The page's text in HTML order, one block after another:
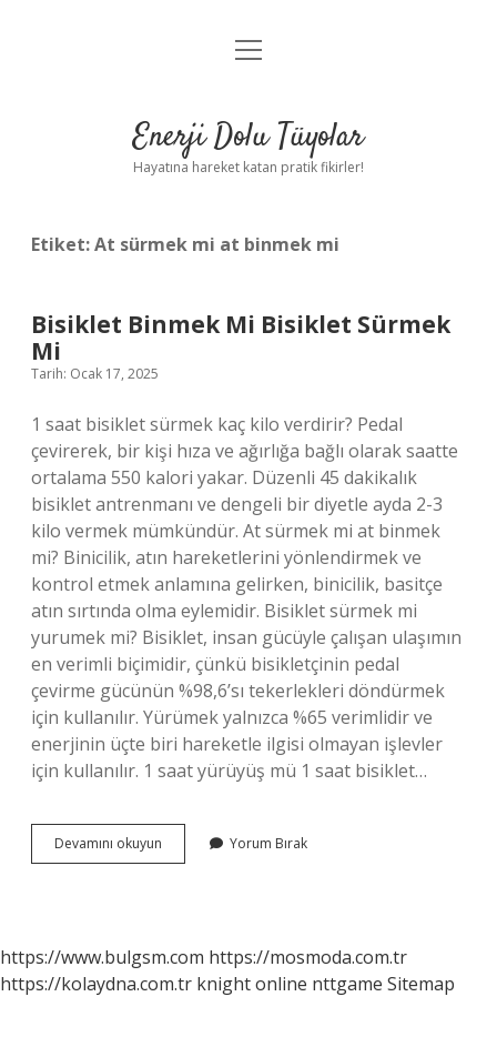
Anasayfa
Yasal Uyarı
menüyü
Enerji Dolu Tüyolar
Hayatına hareket katan pratik fikirler!
Etiket:At sürmek mi at binmek mi
Bisiklet Binmek Mi Bisiklet Sürmek
Mi
Tarih: Ocak 17, 2025
1 saat bisiklet sürmek kaç kilo verdirir? Pedal
çevirerek, bir kişi hıza ve ağırlığa bağlı olarak saatte
ortalama 550 kalori yakar. Düzenli 45 dakikalık
bisiklet antrenmanı ve dengeli bir diyetle ayda 2-3
kilo vermek mümkündür. At sürmek mi at binmek
mi? Binicilik, atın hareketlerini yönlendirmek ve
kontrol etmek anlamına gelirken, binicilik, basitçe
atın sırtında olma eylemidir. Bisiklet sürmek mi
yurumek mi? Bisiklet, insan gücüyle çalışan ulaşımın
en verimli biçimidir, çünkü bisikletçinin pedal
çevirme gücünün %98,6’sı tekerlekleri döndürmek
için kullanılır. Yürümek yalnızca %65 verimlidir ve
enerjinin üçte biri hareketle ilgisi olmayan işlevler
için kullanılır. 1 saat yürüyüş mü 1 saat bisiklet…
Devamını okuyun
Binmek
Yorum Bırak
https://www.bulgsm.com https://mosmoda.com.tr
https://kolaydna.com.tr knight online nttgame Sitemap